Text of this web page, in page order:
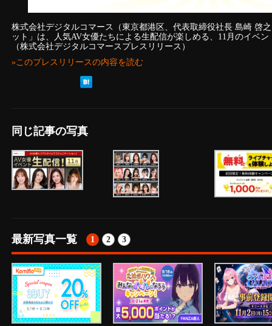
株式会社デジタルコマース（東京都港区、代表取締役社長 島崎 啓
ット」は、人気AV女優たちによる生配信が楽しめる、11月のイベ
（株式会社デジタルコマースプレスリリース）
»このプレスリリースの内容を読む
同じ記事の写真
最新写真一覧 1 2 3